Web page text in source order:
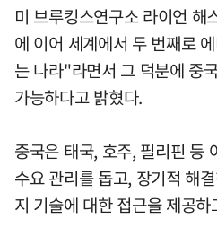
미 브루킹스연구소 라이언
에 이어 세계에서 두 번째로
는 나라"라면서 그 덕분에 중
가능하다고 밝혔다.
중국은 태국, 호주, 필리핀 등
수요 관리를 돕고, 장기적 해
지 기술에 대한 접근을 제공하